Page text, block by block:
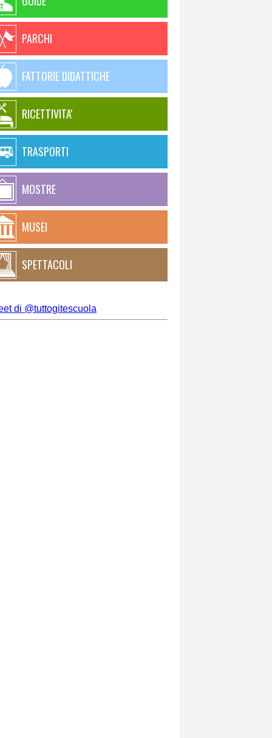
PARCHI
FATTORIE DIDATTICHE
RICETTIVITA'
TRASPORTI
MOSTRE
MUSEI
SPETTACOLI
di @tuttogitescuola